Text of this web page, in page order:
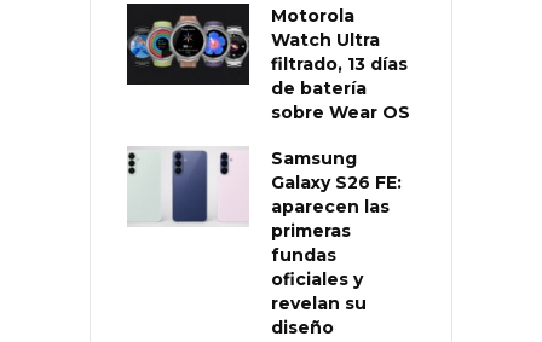
Motorola
Watch Ultra
filtrado, 13 días
de batería
sobre Wear OS
Samsung
Galaxy S26 FE:
aparecen las
primeras
fundas
oficiales y
revelan su
diseño